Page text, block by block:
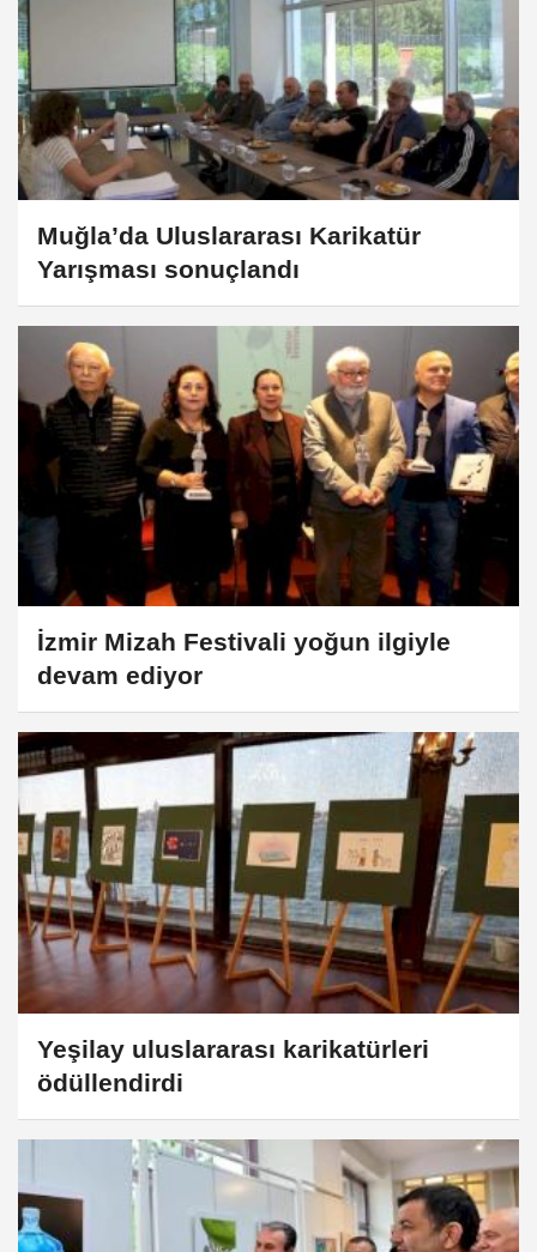
Muğla’da Uluslararası Karikatür
Yarışması sonuçlandı
İzmir Mizah Festivali yoğun ilgiyle
devam ediyor
Yeşilay uluslararası karikatürleri
ödüllendirdi